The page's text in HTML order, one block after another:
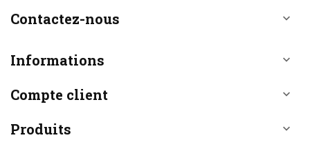
Contactez-nous 
Informations 
Compte client 
Produits 